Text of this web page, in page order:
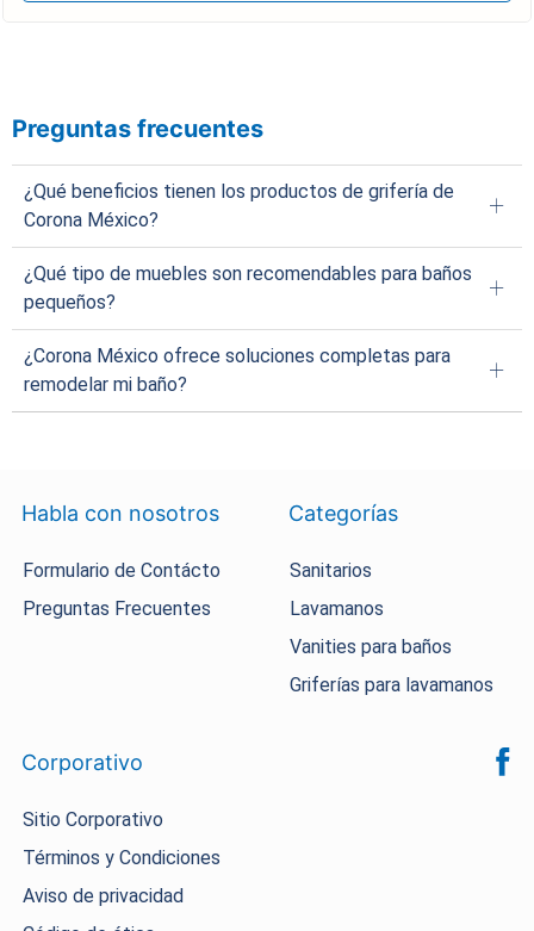
Preguntas frecuentes
¿Qué beneficios tienen los productos de grifería de
Corona México?
Además de ser estéticos y funcionales, están fabricados con
polímero de alta ingeniería, ofrecen durabilidad y cuentan con
30 años de garantía a nivel estructural.
¿Qué tipo de muebles son recomendables para baños
pequeños?
Recomendamos muebles suspendidos, lavamanos flotantes y
estanterías esquineras que optimizan el espacio sin recargar
el ambiente. Explora nuestro catálogo y encuentra el que mejor
¿Corona México ofrece soluciones completas para
remodelar mi baño?
pequeños y estilos contemporáneos.
Habla con nosotros
Formulario de Contácto
Preguntas Frecuentes
Categorías
Sanitarios
Lavamanos
Vanities para baños
Griferías para lavamanos
Corporativo
Sitio Corporativo
Términos y Condiciones
Aviso de privacidad